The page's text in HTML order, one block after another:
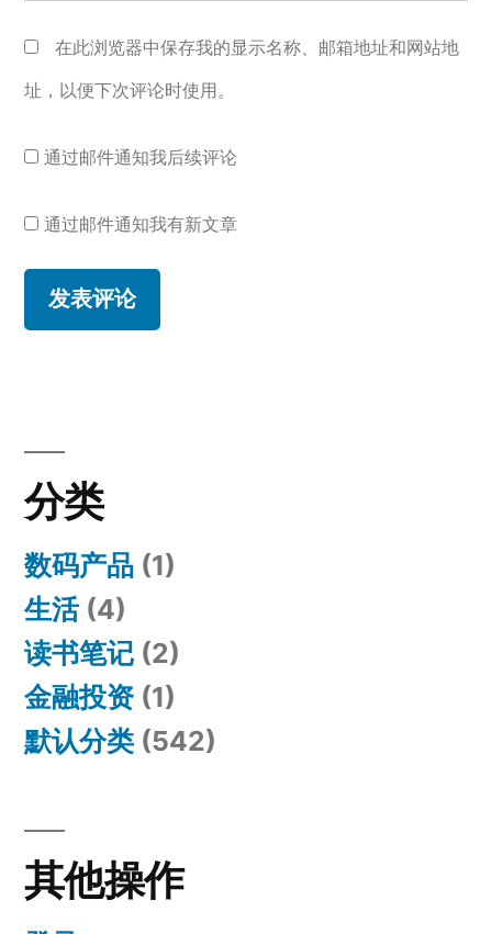
在此浏览器中保存我的显示名称、邮箱地址和网站地
址，以便下次评论时使用。
通过邮件通知我后续评论
通过邮件通知我有新文章
分类
数码产品 (1)
生活(4)
读书笔记 (2)
金融投资(1)
默认分类 (542)
其他操作